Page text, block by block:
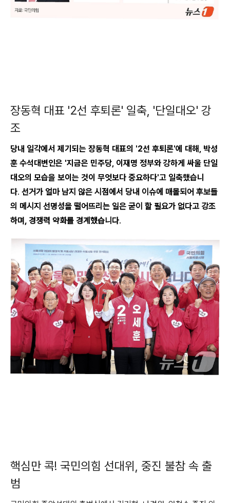
장동혁 대표 '2선 후퇴론' 일축, '단일대오' 강
조
당내 일각에서 제기되는 장동혁 대표의 '2선 후퇴론'에 대해, 박성
훈 수석대변인은 '지금은 민주당, 이재명 정부와 강하게 싸울 단일
대오의 모습을 보이는 것이 무엇보다 중요하다'고 일축했습니
다. 선거가 얼마 남지 않은 시점에서 당내 이슈에 매몰되어 후보들
의 메시지 선명성을 떨어뜨리는 일은 굳이 할 필요가 없다고 강조
하며, 경쟁력 약화를 경계했습니다.
핵심만 콕! 국민의힘 선대위, 중진 불참 속 출
범